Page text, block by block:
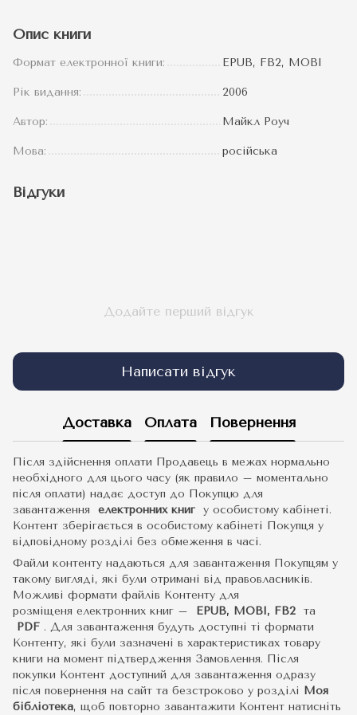
Опис книги
Формат електронної книги: EPUB, FB2, MOBI
Рік видання: 2006
Автор: Майкл Роуч
Мова: російська
Відгуки
Додайте перший відгук
Написати відгук
Доставка Оплата Повернення
Після здійснення оплати Продавець в межах нормально
необхідного для цього часу (як правило – моментально
після оплати) надає доступ до Покупцю для
завантаження електронних книг у особистому кабінеті.
Контент зберігається в особистому кабінеті Покупця у
відповідному розділі без обмеження в часі.
Файли контенту надаються для завантаження Покупцям у
такому вигляді, які були отримані від правовласників.
Можливі формати файлів Контенту для
розміщеня електронних книг –
EPUB, MOBI, FB2 та
PDF . Для завантаження будуть доступні ті формати
Контенту, які були зазначені в характеристиках товару
книги на момент підтвердження Замовлення. Після
покупки Контент доступний для завантаження одразу
після повернення на сайт та безстроково у розділі Моя
бібліотека, щоб повторно завантажити Контент натисніть